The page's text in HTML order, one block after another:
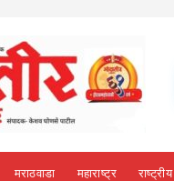
मराठवाडा महाराष्ट्र राष्ट्रीय